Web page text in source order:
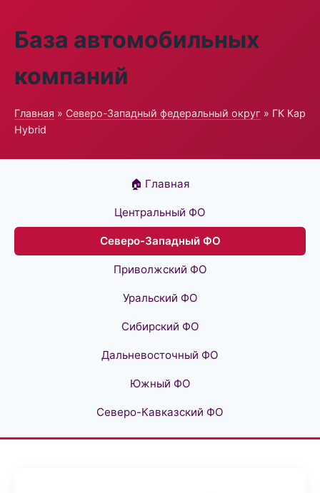
База автомобильных
компаний
Главная » Северо-Западный федеральный округ » ГК Кар
Hybrid
🏠 Главная
Центральный ФО
Северо-Западный ФО
Приволжский ФО
Уральский ФО
Сибирский ФО
Дальневосточный ФО
Южный ФО
Северо-Кавказский ФО